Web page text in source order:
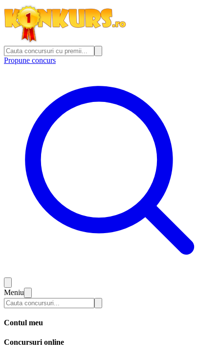
Propune concurs
Meniu
Contul meu
Concursuri online